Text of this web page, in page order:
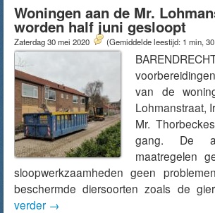
Woningen aan de Mr.
worden half juni gesloopt
Zaterdag 30 mei 2020 (Gemiddelde leestijd: 1 min,
van de
Lohmanstraat,
Mr.
gang. De
maatregelen
sloopwerkzaamheden geen
beschermde diersoorten zoals de
verder →